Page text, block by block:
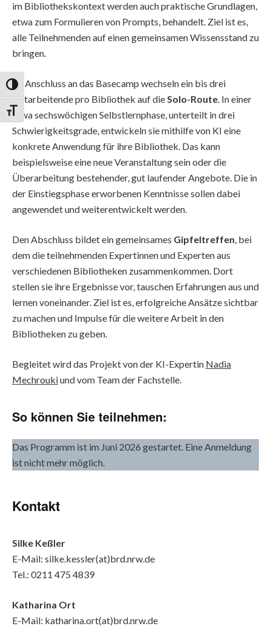
Umschalten auf hohe Kontraste
Schrift vergrößern
im Bibliothekskontext werden auch praktische Grundlagen,
etwa zum Formulieren von Prompts, behandelt. Ziel ist es,
alle Teilnehmenden auf einen gemeinsamen Wissensstand zu
bringen.
Im Anschluss an das Basecamp wechseln ein bis drei
Mitarbeitende pro Bibliothek auf die Solo-Route . In einer
etwa sechswöchigen Selbstlernphase, unterteilt in drei
Schwierigkeitsgrade, entwickeln sie mithilfe von KI eine
konkrete Anwendung für ihre Bibliothek. Das kann
beispielsweise eine neue Veranstaltung sein oder die
Überarbeitung bestehender, gut laufender Angebote. Die in
der Einstiegsphase erworbenen Kenntnisse sollen dabei
angewendet und weiterentwickelt werden.
Den Abschluss bildet ein gemeinsames Gipfeltreffen , bei
dem die teilnehmenden Expertinnen und Experten aus
verschiedenen Bibliotheken zusammenkommen. Dort
stellen sie ihre Ergebnisse vor, tauschen Erfahrungen aus und
lernen voneinander. Ziel ist es, erfolgreiche Ansätze sichtbar
zu machen und Impulse für die weitere Arbeit in den
Bibliotheken zu geben.
Begleitet wird das Projekt von der KI-Expertin Nadia
Mechroukiund vom Team der Fachstelle.
So können Sie teilnehmen:
Das Programm ist im Juni 2026 gestartet. Eine Anmeldung
ist nicht mehr möglich.
Kontakt
Silke Keßler
E-Mail: silke.kessler(at)brd.nrw.de
Tel.: 0211 475 4839
Katharina Ort
E-Mail: katharina.ort(at)brd.nrw.de